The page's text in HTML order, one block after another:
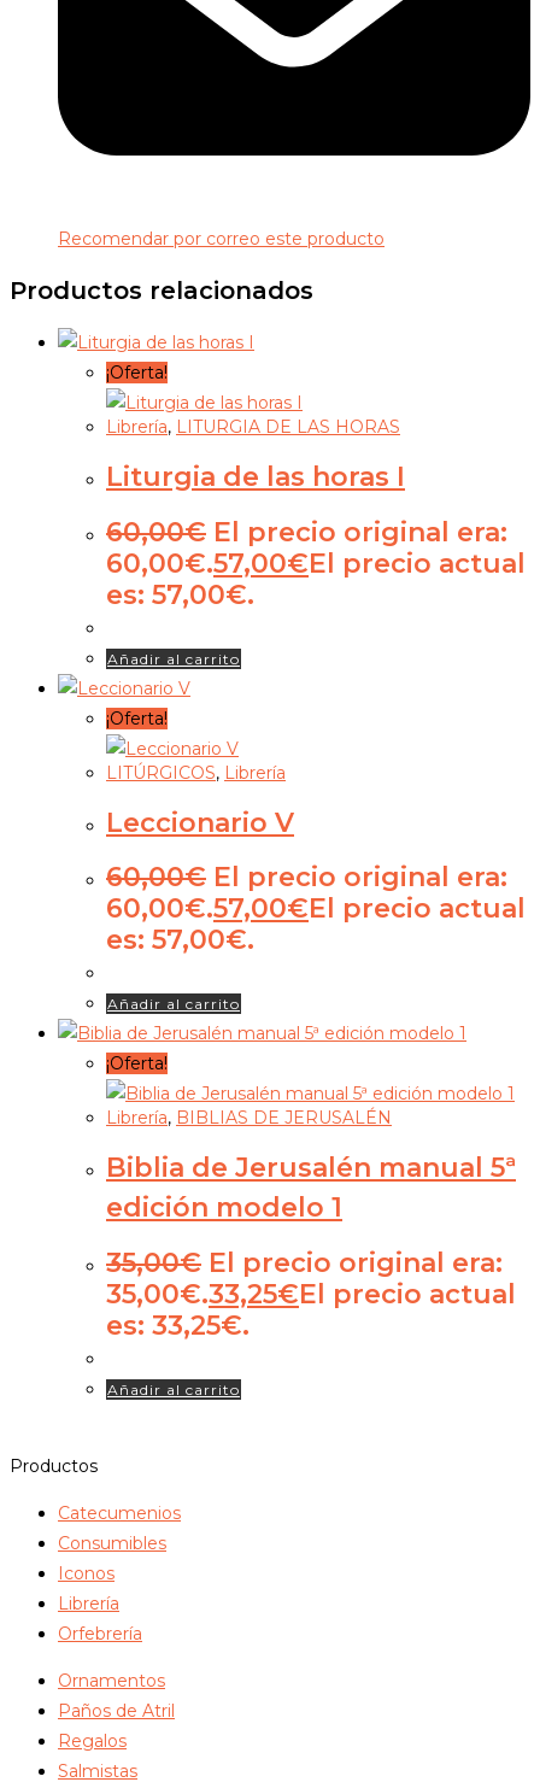
Recomendar por correo este producto
Productos relacionados
¡Oferta!
Librería, LITURGIA DE LAS HORAS
Liturgia de las horas I
60,00€ El precio original era:
60,00€.57,00€El precio actual
es: 57,00€.
Añadir al carrito
¡Oferta!
LITÚRGICOS, Librería
Leccionario V
60,00€ El precio original era:
60,00€.57,00€El precio actual
es: 57,00€.
Añadir al carrito
¡Oferta!
Librería, BIBLIAS DE JERUSALÉN
Biblia de Jerusalén manual 5ª
edición modelo 1
35,00€ El precio original era:
35,00€.33,25€El precio actual
es: 33,25€.
Añadir al carrito
Productos
Catecumenios
Consumibles
Iconos
Librería
Orfebrería
Ornamentos
Paños de Atril
Regalos
Salmistas